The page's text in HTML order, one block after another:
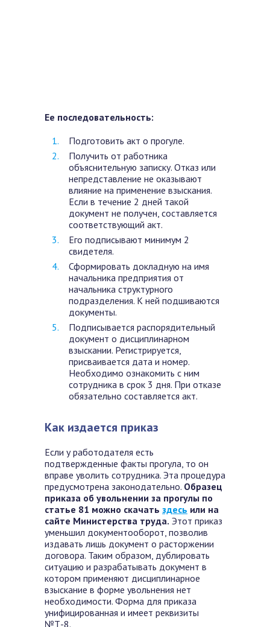
Ее последовательность:
Подготовить акт о прогуле.
Получить от работника
объяснительную записку. Отказ или
непредставление не оказывают
влияние на применение взыскания.
Если в течение 2 дней такой
документ не получен, составляется
соответствующий акт.
Его подписывают минимум 2
свидетеля.
Сформировать докладную на имя
начальника предприятия от
начальника структурного
подразделения. К ней подшиваются
документы.
Подписывается распорядительный
документ о дисциплинарном
взыскании. Регистрируется,
присваивается дата и номер.
Необходимо ознакомить с ним
сотрудника в срок 3 дня. При отказе
обязательно составляется акт.
Как издается приказ
Если у работодателя есть
подтвержденные факты прогула, то он
вправе уволить сотрудника. Эта процедура
предусмотрена законодательно. Образец
приказа об увольнении за прогулы по
статье 81 можно скачать здесь или на
сайте Министерства труда. Этот приказ
уменьшил документооборот, позволив
издавать лишь документ о расторжении
договора. Таким образом, дублировать
ситуацию и разрабатывать документ в
котором применяют дисциплинарное
взыскание в форме увольнения нет
необходимости. Форма для приказа
унифицированная и имеет реквизиты
№Т-8.